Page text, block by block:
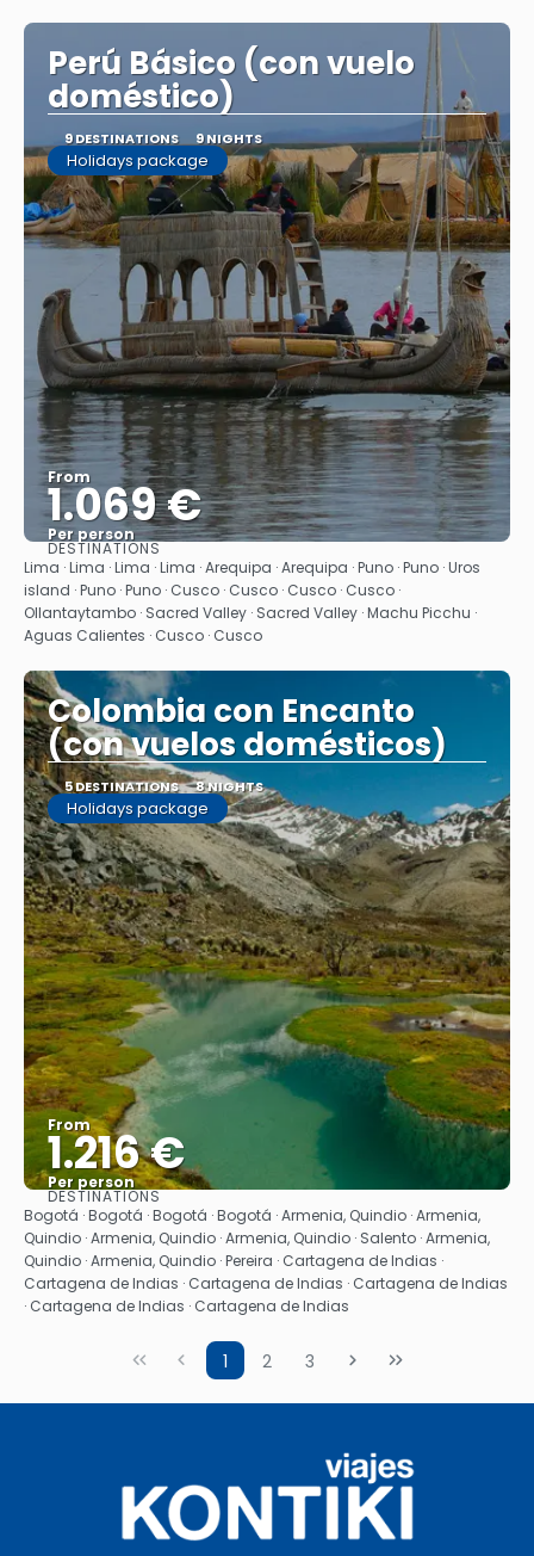
Perú Básico (con vuelo
doméstico)
9 DESTINATIONS 9 NIGHTS
Holidays package
From
1.069 €
Per person
See
DESTINATIONS
Lima · Lima · Lima · Lima · Arequipa · Arequipa · Puno · Puno · Uros
island · Puno · Puno · Cusco · Cusco · Cusco · Cusco ·
Ollantaytambo · Sacred Valley · Sacred Valley · Machu Picchu ·
Aguas Calientes · Cusco · Cusco
Colombia con Encanto
(con vuelos domésticos)
5 DESTINATIONS 8 NIGHTS
Holidays package
From
1.216 €
Per person
See
DESTINATIONS
Bogotá · Bogotá · Bogotá · Bogotá · Armenia, Quindio · Armenia,
Quindio · Armenia, Quindio · Armenia, Quindio · Salento · Armenia,
Quindio · Armenia, Quindio · Pereira · Cartagena de Indias ·
Cartagena de Indias · Cartagena de Indias · Cartagena de Indias
· Cartagena de Indias · Cartagena de Indias
1 2 3